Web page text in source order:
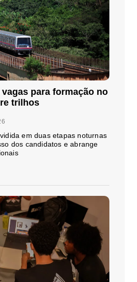
para formação no
trilhos
em duas etapas noturnas
dos candidatos e abrange